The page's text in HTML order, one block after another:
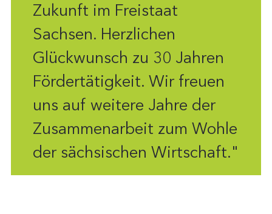
Zukunft im Freistaat
Sachsen. Herzlichen
Glückwunsch zu 30 Jahren
Fördertätigkeit. Wir freuen
uns auf weitere Jahre der
Zusammenarbeit zum Wohle
der sächsischen Wirtschaft."